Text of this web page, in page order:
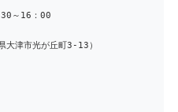
～16：00
大津市光が丘町3-13）